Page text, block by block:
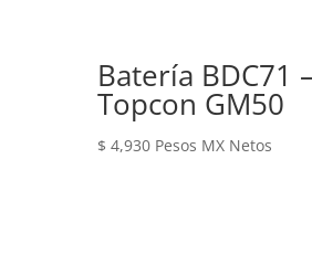
Batería BDC71
Topcon GM50
$ 4,930 Pesos MX Netos